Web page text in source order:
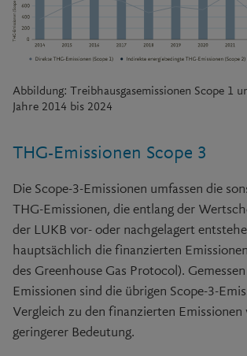
Abbildung: Treibhausgasemissionen Scope 1
Jahre 2014 bis 2024
THG-Emissionen Scope 3
Die Scope-3-Emissionen umfassen die
THG-Emissionen, die entlang der
der LUKB vor- oder nachgelagert
hauptsächlich die finanzierten
des Greenhouse Gas Protocol).
Emissionen sind die übrigen Scope-3-
Vergleich zu den finanzierten Emissionen
geringerer Bedeutung.